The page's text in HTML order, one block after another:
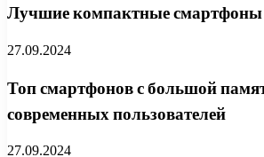
Лучшие компактные смартфоны
27.09.2024
Топ смартфонов с большой
современных пользователей
27.09.2024